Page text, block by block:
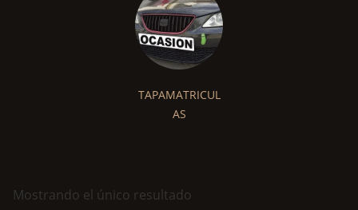
TAPAMATRICUL
AS
Mostrando el único resultado